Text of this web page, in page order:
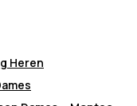
Heren